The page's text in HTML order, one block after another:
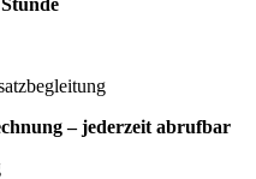
– jederzeit abrufbar